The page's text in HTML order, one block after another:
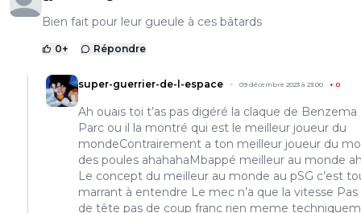
Bien fait pour leur gueule à ces bâtards
0+ Répondre
super-guerrier-de-l-espace 09 décembre 2023 à 23:00 + 0
Ah ouais toi t’as pas digéré la claque de Benzema
Parc ou il la montré qui est le meilleur joueur du
mondeContrairement a ton meilleur joueur du
des poules ahahahaMbappé meilleur au monde
Le concept du meilleur au monde au pSG c’est
marrant à entendre Le mec n’a que la vitesse
de tête pas de coup franc rien meme